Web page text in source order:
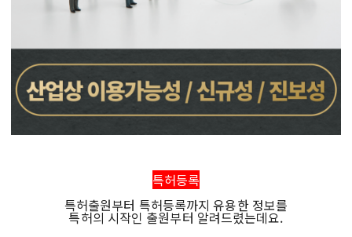
특허등록
특허출원부터 특허등록까지 유용한 정보를
특허의 시작인 출원부터 알려드렸는데요.